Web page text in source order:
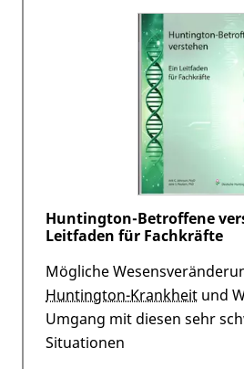
Huntington-Betroffene
Leitfaden für Fachkräfte
Mögliche
Huntington-Krankheit und
Umgang mit diesen sehr
Situationen